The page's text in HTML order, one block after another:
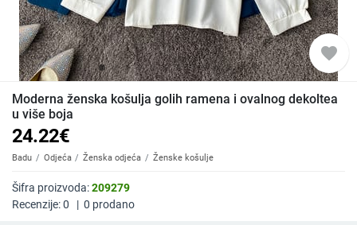
favorite
Moderna ženska košulja golih ramena i ovalnog dekoltea
u više boja
24.22€
Badu Odjeća Ženska odjeća Ženske košulje
Šifra proizvoda:209279
Recenzije:0 | 0 prodano